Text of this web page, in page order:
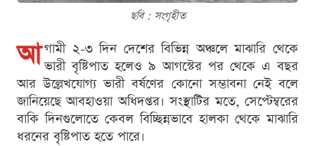
ছবি : সংগৃহীত
আ গামী ২-৩ দিন দেশের বিভিন্ন অঞ্চলে মাঝারি থেকে
ভারী বৃষ্টিপাত হলেও ৯ আগস্টের পর থেকে এ বছর
আর উল্লেখযোগ্য ভারী বর্ষণের কোনো সম্ভাবনা নেই বলে
জানিয়েছে আবহাওয়া অধিদপ্তর। সংস্থাটির মতে, সেপ্টেম্বরের
বাকি দিনগুলোতে কেবল বিচ্ছিন্নভাবে হালকা থেকে মাঝারি
ধরনের বৃষ্টিপাত হতে পারে।